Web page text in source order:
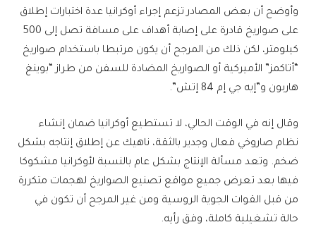
وأوضح أن بعض المصادر تزعم إجراء أوكرانيا عدة اختبارات إطلاق
على صواريخ قادرة على إصابة أهداف على مسافة تصل إلى 500
كيلومتر، لكن ذلك من المرجح أن يكون مرتبطا باستخدام صواريخ
“أتاكمز” الأميركية أو الصواريخ المضادة للسفن من طراز “بوينغ
هاربون و”إيه جي إم 84 إتش”.
وقال إنه في الوقت الحالي، لا تستطيع أوكرانيا ضمان إنشاء
نظام صاروخي فعال وجدير بالثقة، ناهيك عن إطلاق إنتاجه بشكل
ضخم. وتعد مسألة الإنتاج بشكل عام بالنسبة لأوكرانيا مشكوكا
فيها بعد تعرض جميع مواقع تصنيع الصواريخ لهجمات متكررة
من قبل القوات الجوية الروسية ومن غير المرجح أن تكون في
حالة تشغيلية كاملة، وفق رأيه.